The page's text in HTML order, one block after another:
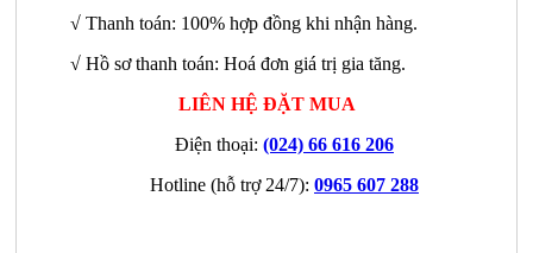
√ Thanh toán: 100% hợp đồng khi nhận hàng.
√ Hồ sơ thanh toán: Hoá đơn giá trị gia tăng.
LIÊN HỆ ĐẶT MUA
Điện thoại: (024) 66 616 206
Hotline (hỗ trợ 24/7): 0965 607 288